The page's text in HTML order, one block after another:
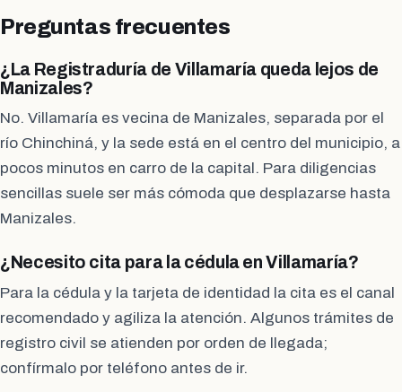
Preguntas frecuentes
¿La Registraduría de Villamaría queda lejos de
Manizales?
No. Villamaría es vecina de Manizales, separada por el
río Chinchiná, y la sede está en el centro del municipio, a
pocos minutos en carro de la capital. Para diligencias
sencillas suele ser más cómoda que desplazarse hasta
Manizales.
¿Necesito cita para la cédula en Villamaría?
Para la cédula y la tarjeta de identidad la cita es el canal
recomendado y agiliza la atención. Algunos trámites de
registro civil se atienden por orden de llegada;
confírmalo por teléfono antes de ir.